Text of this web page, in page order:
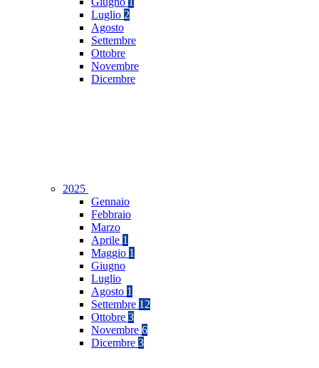
Luglio 2
Agosto
Settembre
Ottobre
Novembre
Dicembre
2025
Gennaio
Febbraio
Marzo
Aprile 1
Maggio 1
Giugno
Luglio
Agosto 1
Settembre 12
Ottobre 3
Novembre 6
Dicembre 3